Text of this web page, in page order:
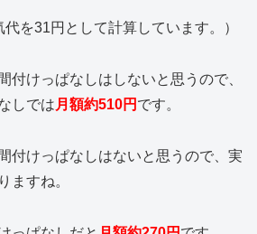
代を31円として計算しています。）
付けっぱなしはしないと思うので、
しでは 月額約510円 です。
付けっぱなしはないと思うので、実
ますね。